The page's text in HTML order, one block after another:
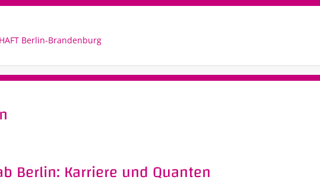
Berlin: Karriere und Quanten